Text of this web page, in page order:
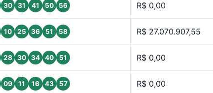
30 31 41 50 56 R$ 0,00
10 25 36 51 58 R$ 27.070.907,55
28 30 34 40 51 R$ 0,00
09 11 16 43 57 R$ 0,00